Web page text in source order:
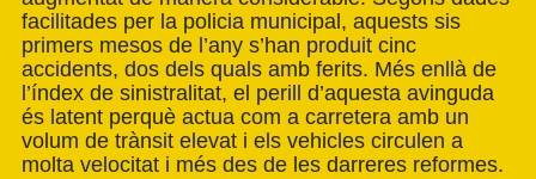
facilitades per la policia municipal, aquests sis
primers mesos de l’any s’han produit cinc
accidents, dos dels quals amb ferits. Més enllà de
l’índex de sinistralitat, el perill d’aquesta avinguda
és latent perquè actua com a carretera amb un
volum de trànsit elevat i els vehicles circulen a
molta velocitat i més des de les darreres reformes.